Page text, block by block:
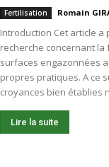
Fertilisation Romain
Introduction Cet article
recherche concernant
surfaces engazonnées
propres pratiques. A ce
croyances bien établies
Lire la suite